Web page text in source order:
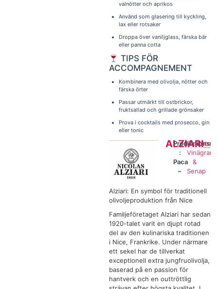
valnötter och aprikos
Använd som glasering till kyckling,
lax eller rotsaker
Droppa över vaniljglass, färska bär
eller panna cotta
TIPS FÖR
ACCOMPAGNEMENT
Kombinera med olivolja, nötter och
färska örter
Passar utmärkt till ostbrickor,
fruktsallad och grillade grönsaker
Prova i cocktails med prosecco, gin
eller tonic
ALZIARI
:
Paca
–
Vinägrar
&
Senap
Alziari: En symbol för traditionell
olivoljeproduktion från Nice
Familjeföretaget Alziari har sedan
1920-talet varit en djupt rotad
del av den kulinariska traditionen
i Nice, Frankrike. Under närmare
ett sekel har de tillverkat
exceptionell extra jungfruolivolja,
baserad på en passion för
hantverk och en outtröttlig